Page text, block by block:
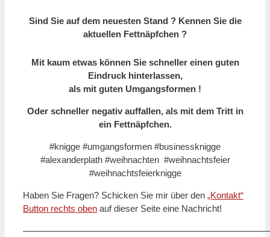
Sind Sie auf dem neuesten Stand ? Kennen Sie die
aktuellen Fettnäpfchen ?
Mit kaum etwas können Sie schneller einen guten
Eindruck hinterlassen,
als mit guten Umgangsformen !
Oder schneller negativ auffallen, als mit dem Tritt in
ein Fettnäpfchen.
#knigge #umgangsformen #businessknigge
#alexanderplath #weihnachten #weihnachtsfeier
#weihnachtsfeierknigge
Haben Sie Fragen? Schicken Sie mir über den „Kontakt“
Button rechts oben auf dieser Seite eine Nachricht!